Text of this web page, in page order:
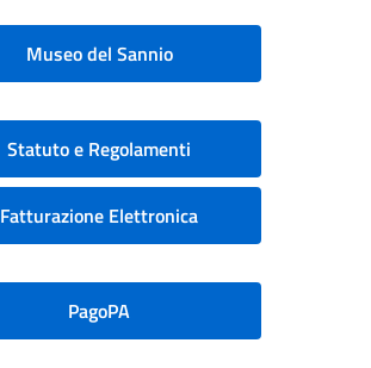
Museo del Sannio
Statuto e Regolamenti
Fatturazione Elettronica
PagoPA